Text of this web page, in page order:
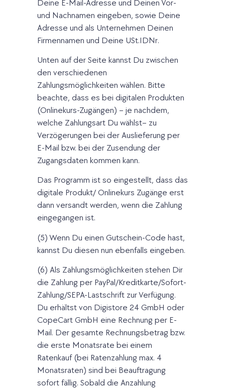
Deine E-Mail-Adresse und Deinen Vor-
und Nachnamen eingeben, sowie Deine
Adresse und als Unternehmen Deinen
Firmennamen und Deine USt.IDNr.
Unten auf der Seite kannst Du zwischen
den verschiedenen
Zahlungsmöglichkeiten wählen. Bitte
beachte, dass es bei digitalen Produkten
(Onlinekurs-Zugängen) – je nachdem,
welche Zahlungsart Du wählst– zu
Verzögerungen bei der Auslieferung per
E-Mail bzw. bei der Zusendung der
Zugangsdaten kommen kann.
Das Programm ist so eingestellt, dass das
digitale Produkt/ Onlinekurs Zugänge erst
dann versandt werden, wenn die Zahlung
eingegangen ist.
(5) Wenn Du einen Gutschein-Code hast,
kannst Du diesen nun ebenfalls eingeben.
(6) Als Zahlungsmöglichkeiten stehen Dir
die Zahlung per PayPal/Kreditkarte/Sofort-
Zahlung/SEPA-Lastschrift zur Verfügung.
Du erhältst von Digistore 24 GmbH oder
CopeCart GmbH eine Rechnung per E-
Mail. Der gesamte Rechnungsbetrag bzw.
die erste Monatsrate bei einem
Ratenkauf (bei Ratenzahlung max. 4
Monatsraten) sind bei Beauftragung
sofort fällig. Sobald die Anzahlung